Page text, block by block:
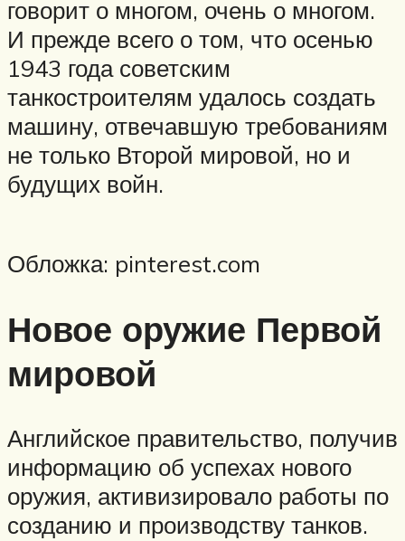
говорит о многом, очень о многом.
И прежде всего о том, что осенью
1943 года советским
танкостроителям удалось создать
машину, отвечавшую требованиям
не только Второй мировой, но и
будущих войн.
Обложка: pinterest.com
Новое оружие Первой
мировой
Английское правительство, получив
информацию об успехах нового
оружия, активизировало работы по
созданию и производству танков.